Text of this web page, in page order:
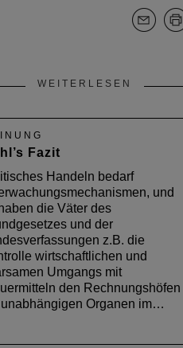
WEITERLESEN
Fazit
Handeln bedarf
und
die Väter des
und der
z.B. die
wirtschaftlichen und
Umgangs mit
den Rechnungshöfen
Organen im…